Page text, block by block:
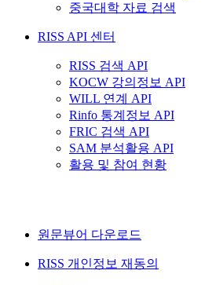
중국대학 자료 검색
RISS API 센터
RISS 검색 API
KOCW 강의정보 API
WILL 연계 API
Rinfo 통계정보 API
FRIC 검색 API
SAM 분석활용 API
활용 및 참여 현황
원문뷰어 다운로드
RISS 개인정보 재동의